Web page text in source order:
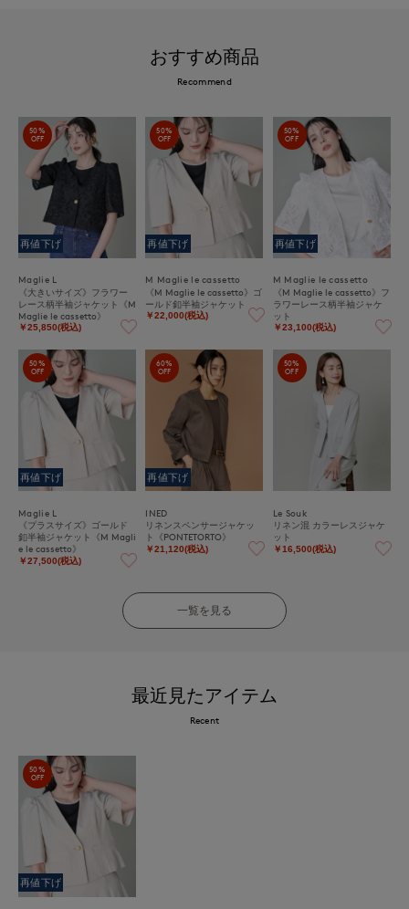
おすすめ商品
Recommend
50%
OFF
再値下げ
Maglie L
《大きいサイズ》フラワー
レース柄半袖ジャケット《M
Maglie le cassetto》
￥25,850(税込)
50%
OFF
再値下げ
M Maglie le cassetto
《M Maglie le cassetto》ゴ
ールド釦半袖ジャケット
￥22,000(税込)
50%
OFF
再値下げ
M Maglie le cassetto
《M Maglie le cassetto》フ
ラワーレース柄半袖ジャケ
ット
￥23,100(税込)
50%
OFF
再値下げ
Maglie L
《プラスサイズ》ゴールド
釦半袖ジャケット《M Magli
e le cassetto》
￥27,500(税込)
60%
OFF
再値下げ
INED
リネンスペンサージャケッ
ト《PONTETORTO》
￥21,120(税込)
50%
OFF
Le Souk
リネン混 カラーレスジャケ
ット
￥16,500(税込)
一覧を見る
最近見たアイテム
Recent
50%
OFF
再値下げ